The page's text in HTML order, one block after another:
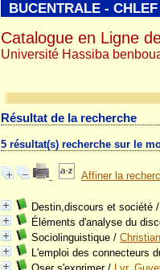
Résultat de la recherche
5 résultat(s) recherche sur le
Affiner la
Destin,discours et société /
Éléments d'analyse du
Sociolinguistique /
L'emploi des connecteurs
BUCENTRALE - CHLEF
Catalogue en Ligne
Université Hassiba